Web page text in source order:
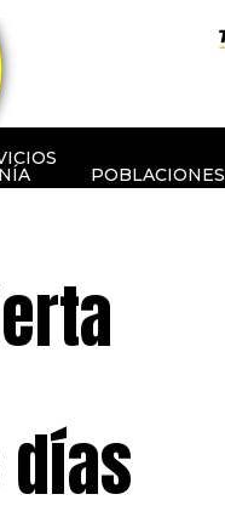
POBLACIONES